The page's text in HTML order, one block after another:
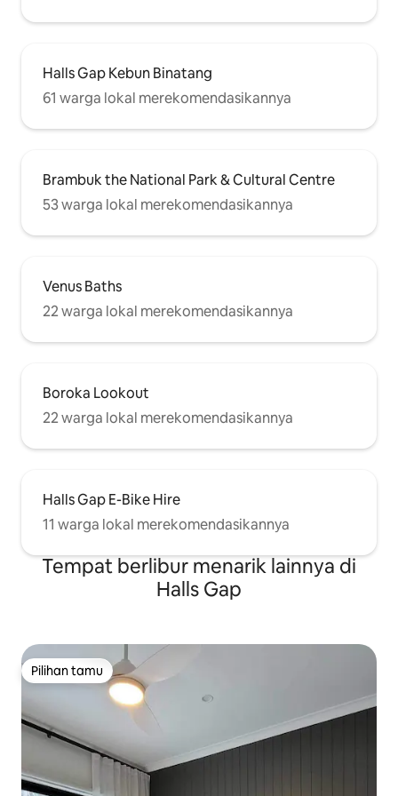
Halls Gap Kebun Binatang
61 warga lokal merekomendasikannya
Brambuk the National Park & Cultural Centre
53 warga lokal merekomendasikannya
Venus Baths
22 warga lokal merekomendasikannya
Boroka Lookout
22 warga lokal merekomendasikannya
Halls Gap E-Bike Hire
11 warga lokal merekomendasikannya
Tempat berlibur menarik lainnya di
Halls Gap
Pilihan tamu
Pilihan tamu